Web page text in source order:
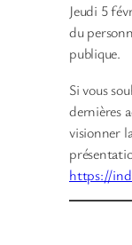
Jeudi 5
du
publique.
Si vous
dernières
visionner
https://